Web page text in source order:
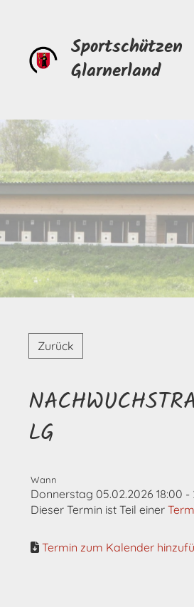
Sportschützen
Glarnerland
Zurück
LG
Wann
Donnerstag 05.02.2026 18:00 -
Dieser Termin ist Teil einer
Termin zum Kalender